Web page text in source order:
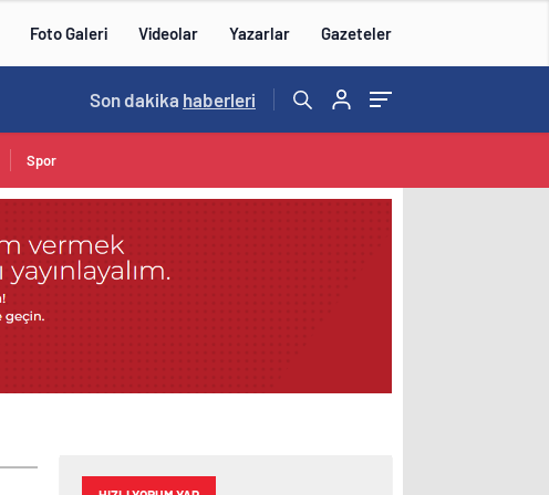
Foto Galeri Videolar Yazarlar Gazeteler
15:20 /
Son dakika haberleri
Spor